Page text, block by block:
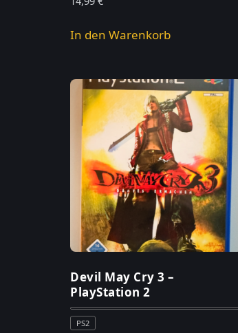
In den Warenkorb
Devil May Cry 3 –
PlayStation 2
PS2